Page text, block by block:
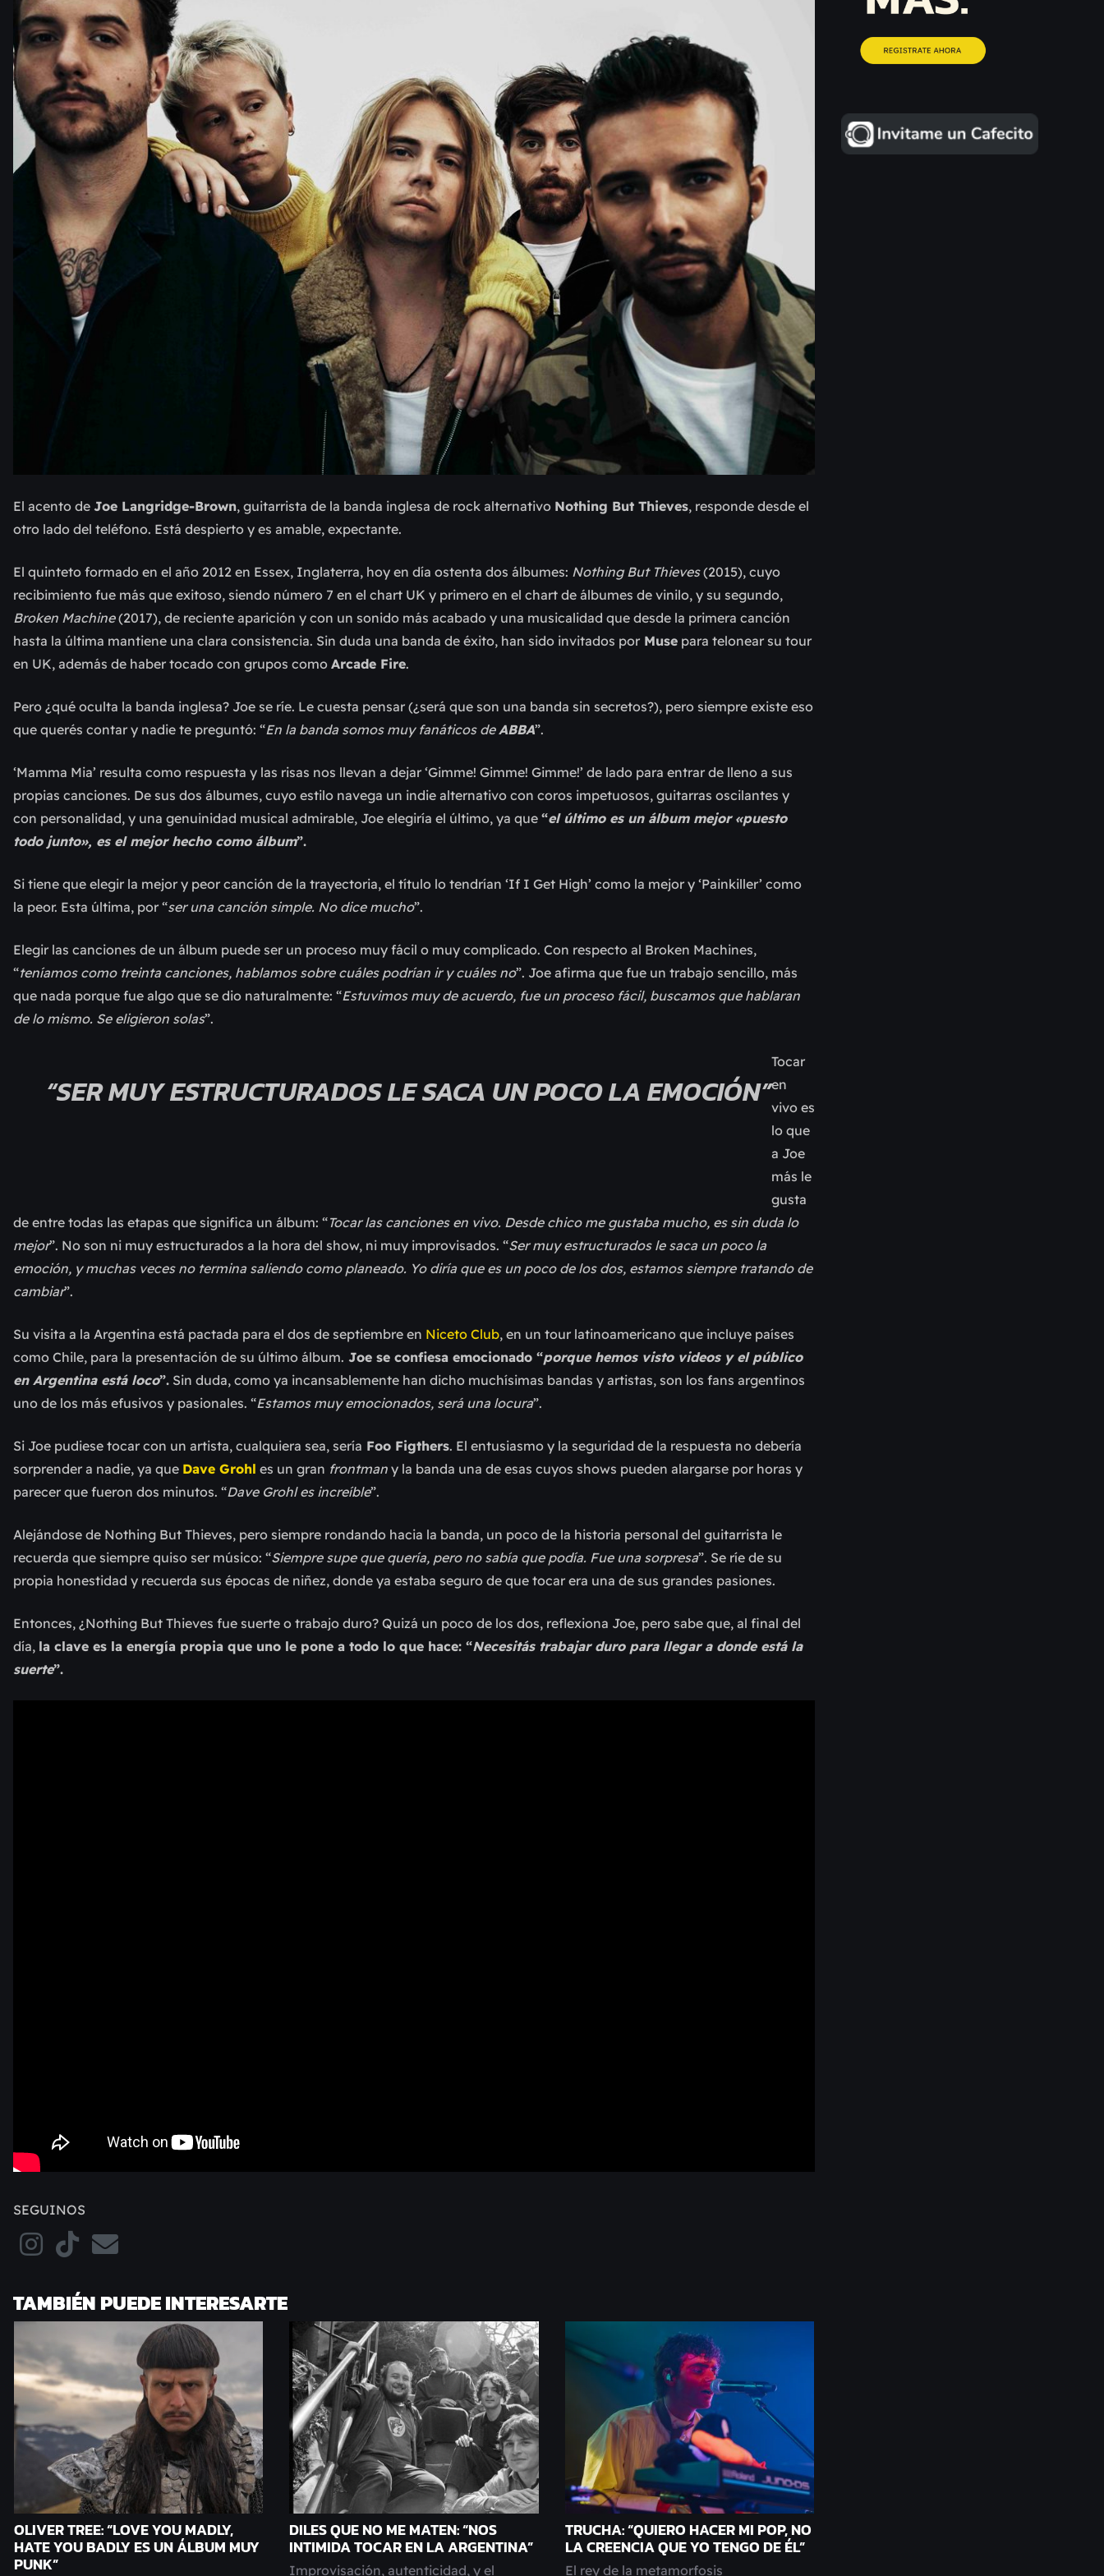
El acento de Joe Langridge-Brown, guitarrista de la banda inglesa de rock alternativo Nothing But Thieves, responde desde el
otro lado del teléfono. Está despierto y es amable, expectante.
El quinteto formado en el año 2012 en Essex, Inglaterra, hoy en día ostenta dos álbumes: Nothing But Thieves(2015), cuyo
recibimiento fue más que exitoso, siendo número 7 en el chart UK y primero en el chart de álbumes de vinilo, y su segundo,
Broken Machine(2017), de reciente aparición y con un sonido más acabado y una musicalidad que desde la primera canción
hasta la última mantiene una clara consistencia. Sin duda una banda de éxito, han sido invitados por Muse para telonear su tour
en UK, además de haber tocado con grupos como Arcade Fire.
Pero ¿qué oculta la banda inglesa? Joe se ríe. Le cuesta pensar (¿será que son una banda sin secretos?), pero siempre existe eso
que querés contar y nadie te preguntó: “En la banda somos muy fanáticos de ABBA”.
‘Mamma Mia’ resulta como respuesta y las risas nos llevan a dejar ‘Gimme! Gimme! Gimme!’ de lado para entrar de lleno a sus
propias canciones. De sus dos álbumes, cuyo estilo navega un indie alternativo con coros impetuosos, guitarras oscilantes y
con personalidad, y una genuinidad musical admirable, Joe elegiría el último, ya que “el último es un álbum mejor «puesto
todo junto», es el mejor hecho como álbum”.
Si tiene que elegir la mejor y peor canción de la trayectoria, el título lo tendrían ‘If I Get High’ como la mejor y ‘Painkiller’ como
la peor. Esta última, por “ser una canción simple. No dice mucho”.
Elegir las canciones de un álbum puede ser un proceso muy fácil o muy complicado. Con respecto al Broken Machines,
“teníamos como treinta canciones, hablamos sobre cuáles podrían ir y cuáles no”. Joe afirma que fue un trabajo sencillo, más
que nada porque fue algo que se dio naturalmente: “Estuvimos muy de acuerdo, fue un proceso fácil, buscamos que hablaran
de lo mismo. Se eligieron solas”.
“SER MUY ESTRUCTURADOS LE SACA UN POCO LA EMOCIÓN”
Tocar
en
vivo es
lo que
a Joe
más le
gusta
de entre todas las etapas que significa un álbum: “Tocar las canciones en vivo. Desde chico me gustaba mucho, es sin duda lo
mejor”. No son ni muy estructurados a la hora del show, ni muy improvisados. “Ser muy estructurados le saca un poco la
emoción, y muchas veces no termina saliendo como planeado. Yo diría que es un poco de los dos, estamos siempre tratando de
cambiar”.
Su visita a la Argentina está pactada para el dos de septiembre en Niceto Club, en un tour latinoamericano que incluye países
como Chile, para la presentación de su último álbum. Joe se confiesa emocionado “porque hemos visto videos y el público
en Argentina está loco”. Sin duda, como ya incansablemente han dicho muchísimas bandas y artistas, son los fans argentinos
uno de los más efusivos y pasionales. “Estamos muy emocionados, será una locura”.
Si Joe pudiese tocar con un artista, cualquiera sea, sería Foo Figthers. El entusiasmo y la seguridad de la respuesta no debería
sorprender a nadie, ya que Dave Grohl es un gran frontman y la banda una de esas cuyos shows pueden alargarse por horas y
parecer que fueron dos minutos. “Dave Grohl es increíble”.
Alejándose de Nothing But Thieves, pero siempre rondando hacia la banda, un poco de la historia personal del guitarrista le
recuerda que siempre quiso ser músico: “Siempre supe que quería, pero no sabía que podía. Fue una sorpresa”. Se ríe de su
propia honestidad y recuerda sus épocas de niñez, donde ya estaba seguro de que tocar era una de sus grandes pasiones.
Entonces, ¿Nothing But Thieves fue suerte o trabajo duro? Quizá un poco de los dos, reflexiona Joe, pero sabe que, al final del
día, la clave es la energía propia que uno le pone a todo lo que hace: “Necesitás trabajar duro para llegar a donde está la
suerte”.
SEGUINOS
TAMBIÉN PUEDE INTERESARTE
OLIVER TREE: “LOVE YOU MADLY,
HATE YOU BADLY ES UN ÁLBUM MUY
PUNK”
DILES QUE NO ME MATEN: “NOS
INTIMIDA TOCAR EN LA ARGENTINA”
Improvisación, autenticidad, y el
TRUCHA: “QUIERO HACER MI POP, NO
LA CREENCIA QUE YO TENGO DE ÉL”
El rey de la metamorfosis